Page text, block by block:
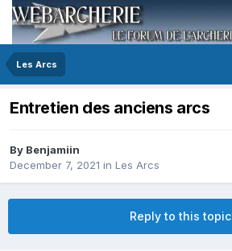
Les Arcs
Entretien des anciens arcs
By Benjamiin
December 7, 2021 in Les Arcs
Reply to this topic